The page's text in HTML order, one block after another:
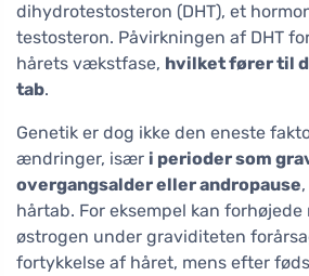
dihydrotestosteron (DHT), et
testosteron. Påvirkningen af DHT
hårets vækstfase, hvilket fører til
tab.
Genetik er dog ikke den eneste
ændringer, især i perioder som
overgangsalder eller andropause
hårtab. For eksempel kan
østrogen under graviditeten
fortykkelse af håret, mens efter